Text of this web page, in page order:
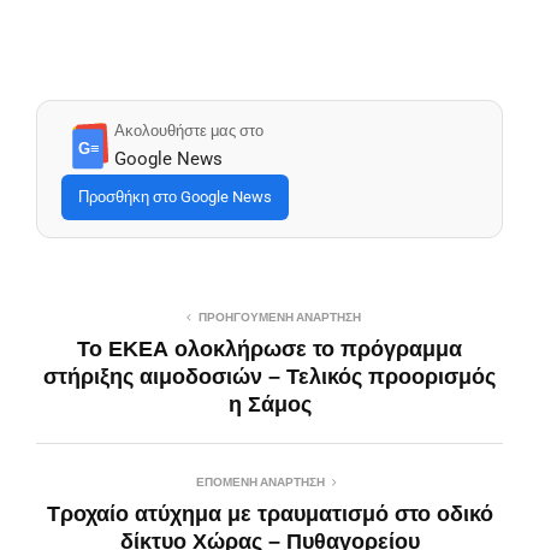
G≡
Ακολουθήστε μας στο
Google News
Προσθήκη στο Google News
ΠΡΟΗΓΟΎΜΕΝΗ ΑΝΆΡΤΗΣΗ
Το ΕΚΕΑ ολοκλήρωσε το πρόγραμμα
στήριξης αιμοδοσιών – Τελικός προορισμός
η Σάμος
ΕΠΌΜΕΝΗ ΑΝΆΡΤΗΣΗ
Τροχαίο ατύχημα με τραυματισμό στο οδικό
δίκτυο Χώρας – Πυθαγορείου